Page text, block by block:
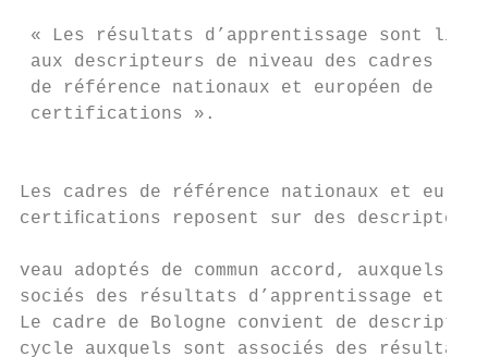
« Les résultats d’apprentissage sont
aux descripteurs de niveau des
de référence nationaux et européen
certifications ».
Les cadres de référence nationaux et
certiﬁcations reposent sur des
veau adoptés de commun accord, auxquels
sociés des résultats d’apprentissage et
Le cadre de Bologne convient de
cycle auxquels sont associés des